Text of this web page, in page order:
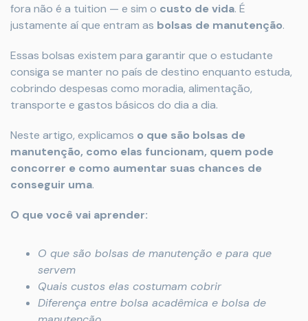
fora não é a tuition — e sim o custo de vida. É
justamente aí que entram as bolsas de manutenção.
Essas bolsas existem para garantir que o estudante
consiga se manter no país de destino enquanto estuda,
cobrindo despesas como moradia, alimentação,
transporte e gastos básicos do dia a dia.
Neste artigo, explicamos o que são bolsas de
manutenção, como elas funcionam, quem pode
concorrer e como aumentar suas chances de
conseguir uma.
O que você vai aprender:
O que são bolsas de manutenção e para que
servem
Quais custos elas costumam cobrir
Diferença entre bolsa acadêmica e bolsa de